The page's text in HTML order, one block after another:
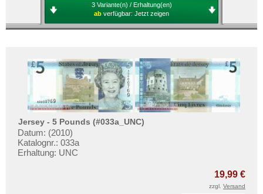
3 Variante(n) / Erhaltung(en)
ab verfügbar: Jetzt zeigen
Jersey - 5 Pounds (#033a_UNC)
Datum: (2010)
Katalognr.: 033a
Erhaltung: UNC
19,99 €
zzgl. Versand